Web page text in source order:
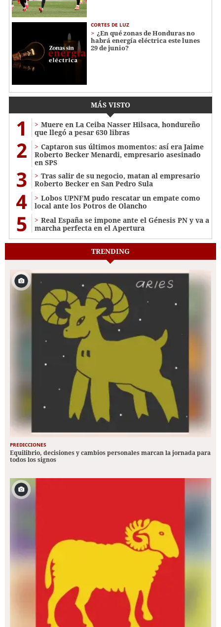
CORTES DE LUZ
¿En qué zonas de Honduras no
habrá energía eléctrica este lunes
29 de junio?
MÁS VISTO
1
Muere en La Ceiba Nasser Hilsaca, hondureño
que llegó a pesar 630 libras
2
Captaron sus últimos momentos: así era Jaime
Roberto Becker Menardi​​​, empresario asesinado
en SPS
3
Tras salir de su negocio, matan al empresario
Roberto Becker en San Pedro Sula
4
Lobos UPNFM pudo rescatar un empate como
local ante los Potros de Olancho
5
Real España se impone ante el Génesis PN y va a
marcha perfecta en el Apertura
TRENDING
PREDICCIONES
Equilibrio, decisiones y cambios personales marcan la jornada para
todos los signos